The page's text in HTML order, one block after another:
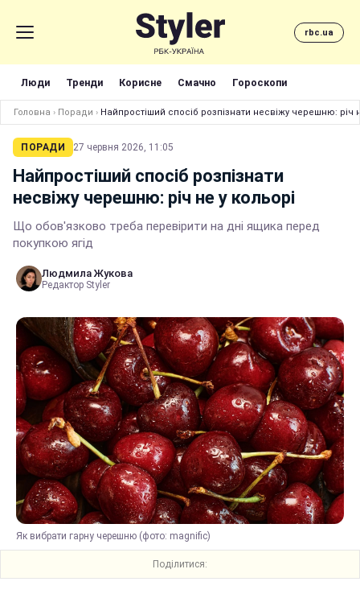
rbc.ua
Люди Тренди Корисне Смачно Гороскопи
Головна › Поради › Найпростіший спосіб розпізнати несвіжу черешню: річ
ПОРАДИ 27 червня 2026, 11:05
Найпростіший спосіб розпізнати
несвіжу черешню: річ не у кольорі
Що обов'язково треба перевірити на дні ящика перед
покупкою ягід
Людмила Жукова
Редактор Styler
Як вибрати гарну черешню (фото: magnific)
Поділитися: